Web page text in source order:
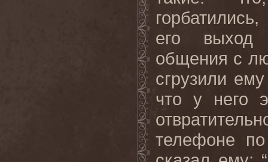
его выход
общения с
сгрузили
что у него
телефоне